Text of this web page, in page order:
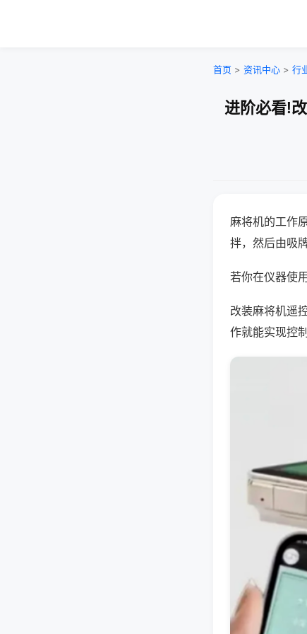
首页 > 资讯中心 > 行
进阶必看!
麻将机的工作
拌，然后由吸
若你在仪器使
改装麻将机遥
作就能实现控